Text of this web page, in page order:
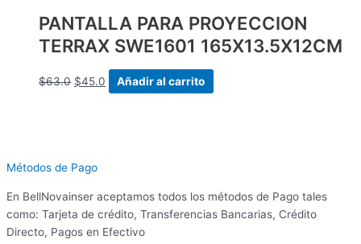
PANTALLA PARA PROYECCION
TERRAX SWE1601 165X13.5X12CM
$63.0 $45.0 Añadir al carrito
Métodos de Pago
En BellNovainser aceptamos todos los métodos de Pago tales
como: Tarjeta de crédito, Transferencias Bancarias, Crédito
Directo, Pagos en Efectivo